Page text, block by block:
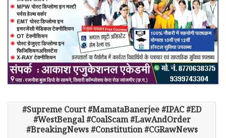
Supreme Court #MamataBanerjee #IPAC #ED
#WestBengal #CoalScam #LawAndOrder
#BreakingNews #Constitution #CGRawNews